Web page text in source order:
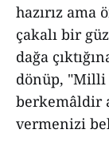
hazırız ama
çakalı bir
dağa
dönüp, "Milli
berkemâldir
vermenizi